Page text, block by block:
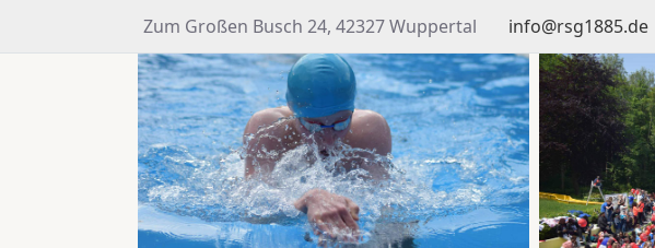
Zum Großen Busch 24, 42327 Wuppertal info@rsg1885.de